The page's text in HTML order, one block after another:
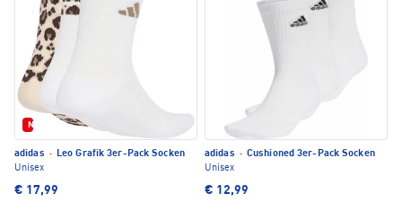
Neu
adidas ·
Leo Grafik 3er-Pack Socken
Unisex
€ 17,99
adidas · Cushioned 3er-Pack Socken
Unisex
€ 12,99